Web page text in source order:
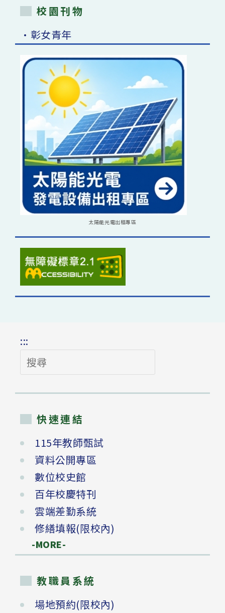
校園刊物
•彰女青年
太陽能光電出租專區
:::
搜
尋
快速連結
115年教師甄試
資料公開專區
數位校史館
百年校慶特刊
雲端差勤系統
修繕填報(限校內)
-MORE-
教職員系統
場地預約(限校內)